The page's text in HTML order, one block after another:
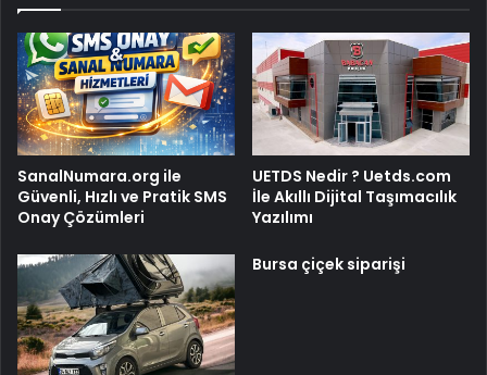
SanalNumara.org ile
Güvenli, Hızlı ve Pratik SMS
Onay Çözümleri
UETDS Nedir ? Uetds.com
İle Akıllı Dijital Taşımacılık
Yazılımı
Bursa çiçek siparişi